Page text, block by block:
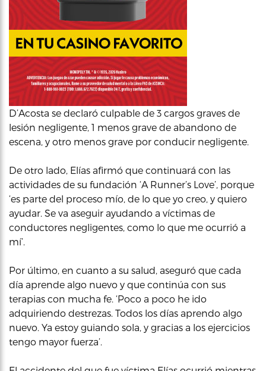
D’Acosta se declaró culpable de 3 cargos graves de
lesión negligente, 1 menos grave de abandono de
escena, y otro menos grave por conducir negligente.
De otro lado, Elías afirmó que continuará con las
actividades de su fundación ‘A Runner’s Love’, porque
‘es parte del proceso mío, de lo que yo creo, y quiero
ayudar. Se va aseguir ayudando a víctimas de
conductores negligentes, como lo que me ocurrió a
mí’.
Por último, en cuanto a su salud, aseguró que cada
día aprende algo nuevo y que continúa con sus
terapias con mucha fe. ‘Poco a poco he ido
adquiriendo destrezas. Todos los días aprendo algo
nuevo. Ya estoy guiando sola, y gracias a los ejercicios
tengo mayor fuerza’.